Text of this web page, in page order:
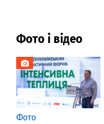
Фото і відео
Фото